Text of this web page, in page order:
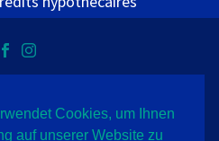
Kontakt
Cookies, um Ihnen
auf unserer Website zu